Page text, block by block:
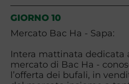
GIORNO 10
Mercato Bac Ha - Sapa:
Intera mattinata dedicata
mercato di Bac Ha -
l’offerta dei bufali, in